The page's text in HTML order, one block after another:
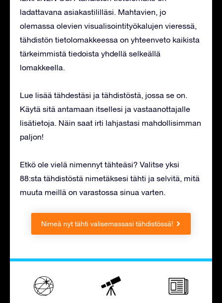
ladattavana asiakastililläsi. Mahtavien, jo
olemassa olevien visualisointityökalujen vieressä,
tähdistön tietolomakkeessa on yhteenveto kaikista
tärkeimmistä tiedoista yhdellä selkeällä
lomakkeella.
Lue lisää tähdestäsi ja tähdistöstä, jossa se on.
Käytä sitä antamaan itsellesi ja vastaanottajalle
lisätietoja. Näin saat irti lahjastasi mahdollisimman
paljon!
Etkö ole vielä nimennyt tähteäsi? Valitse yksi
88:sta tähdistöstä nimetäksesi tähti ja selvitä, mitä
muuta meillä on varastossa sinua varten.
Nimeä nyt tähti valisemassasi tähdistössä!